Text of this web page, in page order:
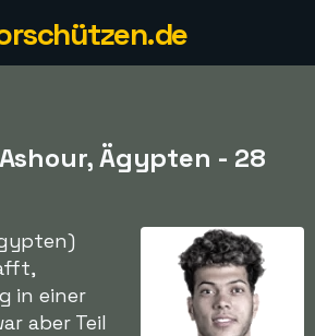
Ägypten - 28
in einer
aber Teil